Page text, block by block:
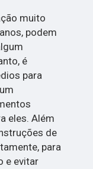
muito
podem
é
para
eles. Além
de
para
e evitar